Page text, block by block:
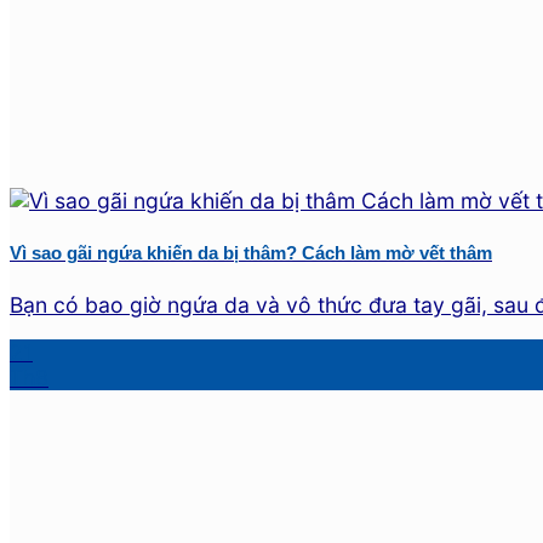
Vì sao gãi ngứa khiến da bị thâm? Cách làm mờ vết thâm
Bạn có bao giờ ngứa da và vô thức đưa tay gãi, sau